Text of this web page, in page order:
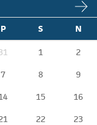
P S N
1
2
7 8
9
15
16
22
23